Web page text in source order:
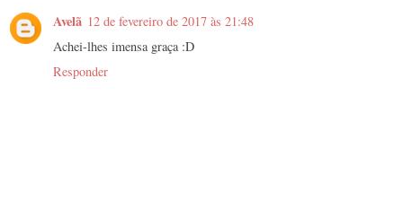
Avelã 12 de fevereiro de 2017 às 21:48
Achei-lhes imensa graça :D
Responder